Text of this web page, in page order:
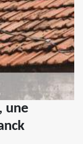
une